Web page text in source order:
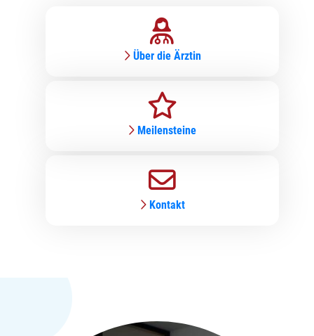
Über die Ärztin
Meilensteine
Kontakt